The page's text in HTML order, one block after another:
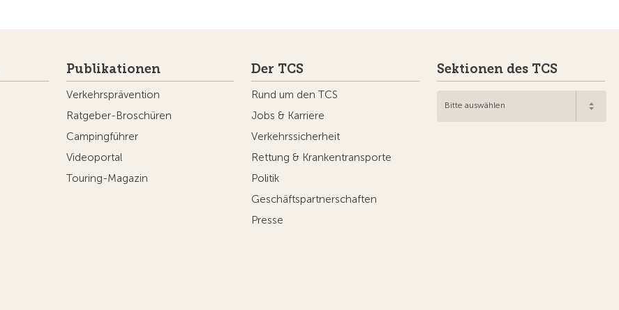
Publikationen
Verkehrsprävention
Ratgeber-Broschüren
Campingführer
Videoportal
Touring-Magazin
Der TCS
Rund um den TCS
Jobs & Karriere
Verkehrssicherheit
Rettung & Krankentransporte
Politik
Geschäftspartnerschaften
Presse
Sektionen des TCS
Bitte auswählen